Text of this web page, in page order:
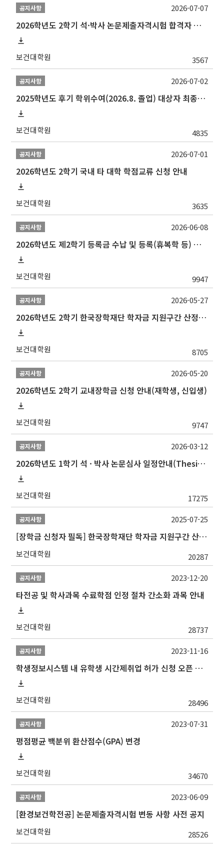
공지사항
2026학년도 2학기 석·박사 논문제출자격시험 합격자 공고(TSQ Exam Result)
보건대학원 3567
2026-07-07
공지사항
2025학년도 후기 학위수여(2026.8. 졸업) 대상자 최종인준 논문 제출 안내
보건대학원 4835
2026-07-02
공지사항
2026학년도 2학기 국내 타 대학 학점교류 신청 안내
보건대학원 3635
2026-07-01
공지사항
2026학년도 제2학기 등록금 수납 및 등록(휴복학 등) 일정 안내
보건대학원 9947
2026-06-08
공지사항
2026학년도 2학기 한국장학재단 학자금 지원구간 산정 신청 안내
보건대학원 8705
2026-05-27
공지사항
2026학년도 2학기 교내장학금 신청 안내(재학생, 신입생)
보건대학원 9747
2026-05-20
공지사항
2026학년도 1학기 석 · 박사 논문심사 일정안내(Thesis Defense Schedules)
보건대학원 17275
2026-03-12
공지사항
[장학금 신청자 필독] 한국장학재단 학자금 지원구간 산정 권고
보건대학원 20287
2025-07-25
공지사항
타전공 및 학사과목 수료학점 인정 절차 간소화 과목 안내
보건대학원 28737
2023-12-20
공지사항
학생정보시스템 내 유학생 시간제취업 허가 신청 오픈 안내
보건대학원 28496
2023-11-16
공지사항
평점평균 백분위 환산점수(GPA) 변경
보건대학원 34670
2023-07-31
공지사항
[환경보건학전공] 논문제출자격시험 변동 사항 사전 공지
보건대학원 28526
2023-06-09